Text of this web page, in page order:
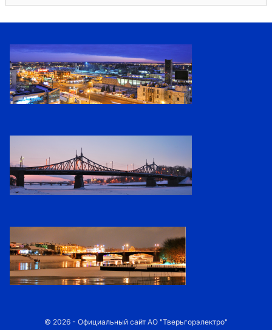
© 2026 - Официальный сайт АО "Тверьгорэлектро"